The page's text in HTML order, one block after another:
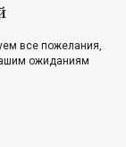
все пожелания,
ожиданиям